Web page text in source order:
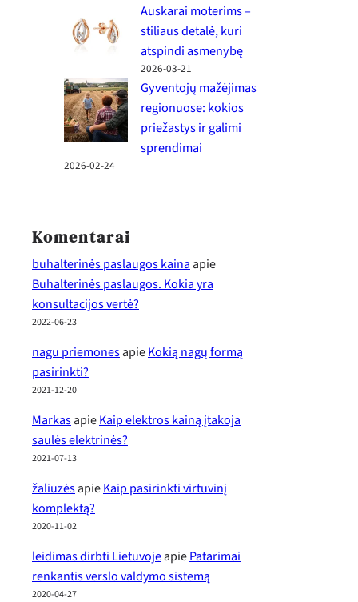
Auskarai moterims –
stiliaus detalė, kuri
atspindi asmenybę
2026-03-21
Gyventojų mažėjimas
regionuose: kokios
priežastys ir galimi
sprendimai
2026-02-24
Komentarai
buhalterinės paslaugos kainaapie
Buhalterinės paslaugos. Kokia yra
konsultacijos vertė?
2022-06-23
nagu priemonesapieKokią nagų formą
pasirinkti?
2021-12-20
MarkasapieKaip elektros kainą įtakoja
saulės elektrinės?
2021-07-13
žaliuzėsapieKaip pasirinkti virtuvinį
komplektą?
2020-11-02
leidimas dirbti LietuvojeapiePatarimai
renkantis verslo valdymo sistemą
2020-04-27